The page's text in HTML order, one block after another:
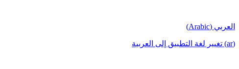
العربي (Arabic)
(ar) تغيير لغة التطبيق إلى العربية